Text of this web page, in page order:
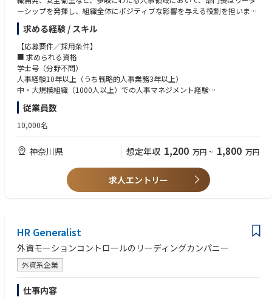
ーシップを発揮し、組織全体にポジティブな影響を与える役割を担いま
す。
このポジションには、高い対人スキルとビジネス戦略への深い理解を持
ち、人事施策を通じて組織の成果に貢献してきた実績のある方が求められ
ます。入社後は、本社および富山工場に在籍する約700〜800名の従業員
を対象とした人事機能の統括責任者として、インクルーシブで協働的な職
場文化の醸成に貢献していただくことが期待されています。
<主な業務内容＞
本ポジションは、川崎本社と富山工場の人事業務を統括し、新設バス事業
会社のCEOへレポートする役割を担います。
人事本部では、HRBP、安全衛生、人事企画、給与計算、コンプライアン
経営・事業戦略に基づく人事戦略の設計、企業文化の醸成、従業員エンゲ
▪組織・人事戦略へのロードマップ設計
▪コーポレートカルチャーの醸成
▪エンゲージメントとモチベーション管理の実施
求める経験 / スキル
【応募要件／採用条件】
■ 求められる資格
学士号（分野不問）
人事経験10年以上（うち戦略的人事業務3年以上）
中・大規模組織（1000人以上）での人事マネジメント経験
人事ポリシーおよび戦略計画の立案・運用経験
外資系企業での勤務経験
人事原則、実務、人事関連法規に関する深い理解
対人能力とコミュニケーション能力
関係構築力と影響力
戦略的思考、論理的思考、問題解決力
人事システムおよび関連ソフトウェアへの理解
■ 求められるコンピテンシー
リーダーシップ（組織のあらゆるレベルをリードし、影響を与える力）
チェンジマネジメント（組織変革の推進力）
紛争解決力
文化認識力（多文化環境での適応力）
倫理的実践力（誠実さと倫理的行動の実践力）
従業員数
10,000名
神奈川県 想定年収 1,200 万円 ~ 1,800 万円
求人エントリー
HR Generalist
外資モーションコントロールのリーディングカンパニー
外資系企業
仕事内容